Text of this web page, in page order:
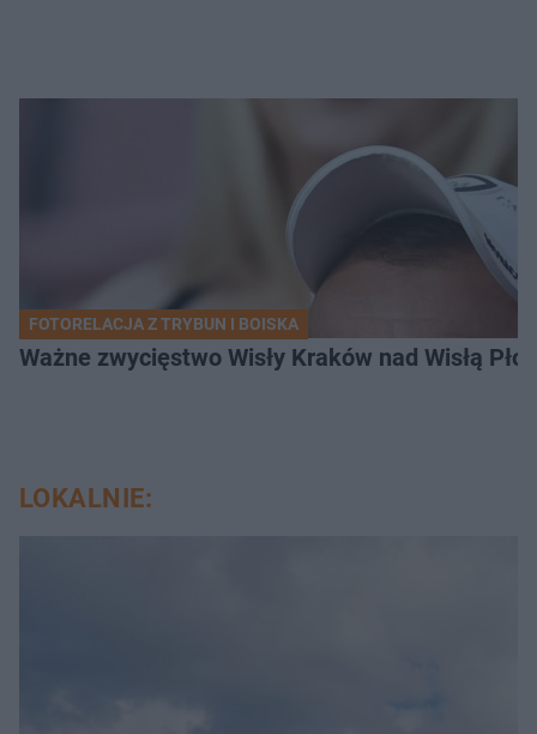
FOTORELACJA Z TRYBUN I BOISKA
Ważne zwycięstwo Wisły Kraków nad Wisłą
LOKALNIE: